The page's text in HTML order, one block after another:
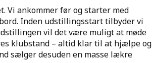
Vi ankommer før og starter med
Inden udstillingsstart tilbyder vi
vil det være muligt at møde
klubstand – altid klar til at hjælpe og
sælger desuden en masse lækre